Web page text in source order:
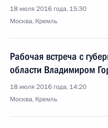
18 июля 2016 года, 15:30
Москва, Кремль
Рабочая встреча с
области Владимиром
18 июля 2016 года, 14:20
Москва, Кремль